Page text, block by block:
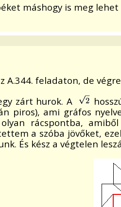
máshogy is meg
A.344. feladaton, de
zárt hurok. A
piros), ami gráfos
rácspontba,
a szóba jövőket,
És kész a végtelen